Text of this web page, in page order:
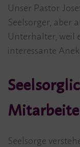
Unser Pastor
Seelsorger, aber
Unterhalter, weil
interessante
Seelsorge